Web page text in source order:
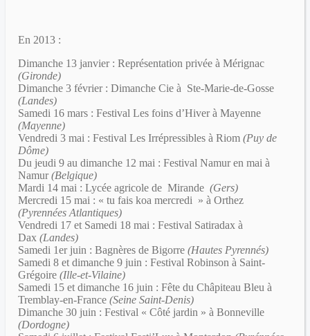
En 2013 :
Dimanche 13 janvier : Représentation privée à Mérignac
(Gironde)
Dimanche 3 février : Dimanche Cie à Ste-Marie-de-Gosse
(Landes)
Samedi 16 mars : Festival Les foins d’Hiver à Mayenne
(Mayenne)
Vendredi 3 mai : Festival Les Irrépressibles à Riom (Puy de
Dôme)
Du jeudi 9 au dimanche 12 mai : Festival Namur en mai à
Namur(Belgique)
Mardi 14 mai : Lycée agricole de Mirande (Gers)
Mercredi 15 mai : « tu fais koa mercredi » à Orthez
(Pyrennées Atlantiques)
Vendredi 17 et Samedi 18 mai : Festival Satiradax à
Dax (Landes)
Samedi 1er juin : Bagnères de Bigorre (Hautes Pyrennés)
Samedi 8 et dimanche 9 juin : Festival Robinson à Saint-
Grégoire (Ille-et-Vilaine)
Samedi 15 et dimanche 16 juin : Fête du Châpiteau Bleu à
Tremblay-en-France (Seine Saint-Denis)
Dimanche 30 juin : Festival « Côté jardin » à Bonneville
(Dordogne)